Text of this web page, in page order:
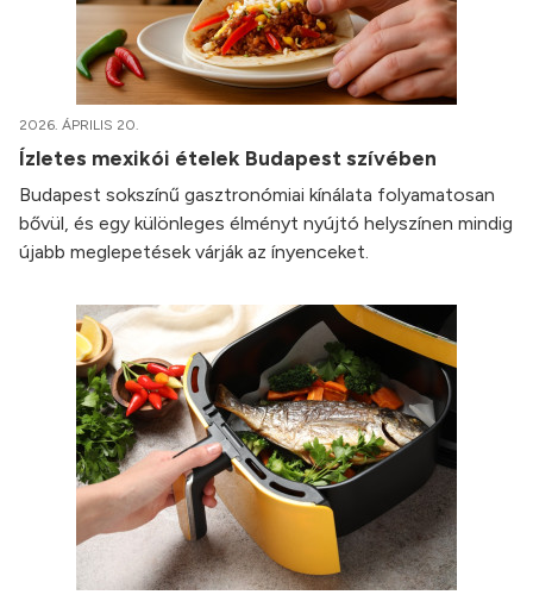
2026. ÁPRILIS 20.
Ízletes mexikói ételek Budapest szívében
Budapest sokszínű gasztronómiai kínálata folyamatosan
bővül, és egy különleges élményt nyújtó helyszínen mindig
újabb meglepetések várják az ínyenceket.